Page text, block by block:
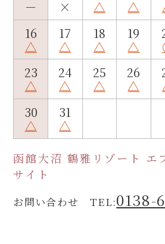
－ × △ △
16
△
17
△
18
△
19
△
23
△
24
△
25
△
26
△
30
△
31
△
函館大沼 鶴雅リゾート エ
サイト
お問い合わせ TEL:0138-